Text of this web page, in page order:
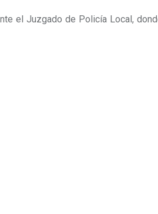
el Juzgado de Policía Local,